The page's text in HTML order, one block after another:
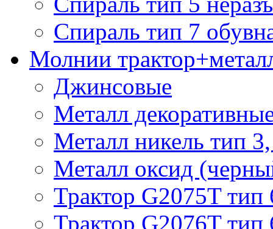
Спираль тип 7
Молнии
Джинсовые
Металл
Металл никель тип
Металл оксид
Трактор G2075T тип
Трактор G2076T тип